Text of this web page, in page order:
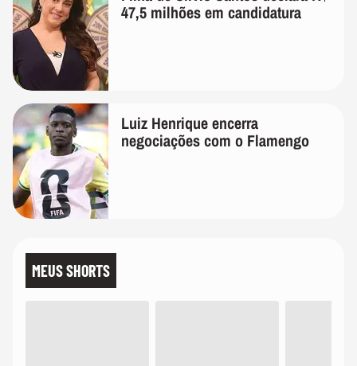
47,5 milhões em candidatura
Luiz Henrique encerra
negociações com o Flamengo
MEUS SHORTS